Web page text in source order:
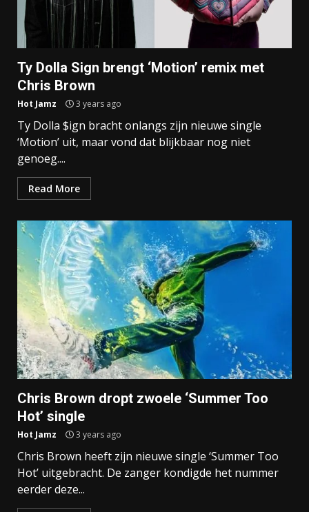
Ty Dolla Sign brengt ‘Motion’ remix met
Chris Brown
Hot Jamz 3 years ago
Ty Dolla $ign bracht onlangs zijn nieuwe single
‘Motion’ uit, maar vond dat blijkbaar nog niet
genoeg....
Read More
Chris Brown dropt zwoele ‘Summer Too
Hot’ single
Hot Jamz 3 years ago
Chris Brown heeft zijn nieuwe single ‘Summer Too
Hot’ uitgebracht. De zanger kondigde het nummer
eerder deze...